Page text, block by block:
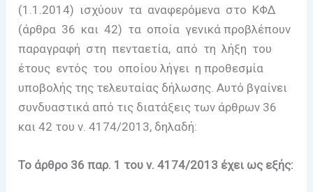
(1.1.2014) ισχύουν τα αναφερόμενα στο ΚΦΔ
(άρθρα 36 και 42) τα οποία γενικά προβλέπουν
παραγραφή στη πενταετία, από τη λήξη του
έτους εντός του οποίου λήγει η προθεσμία
υποβολής της τελευταίας δήλωσης. Αυτό βγαίνει
συνδυαστικά από τις διατάξεις των άρθρων 36
και 42 του ν. 4174/2013, δηλαδή:
Το άρθρο 36 παρ. 1 του ν. 4174/2013 έχει ως εξής: